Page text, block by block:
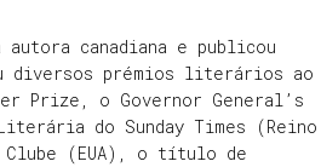
autora canadiana e publicou
diversos prémios literários ao
Prize, o Governor General’s
do Sunday Times (Reino
Clube (EUA), o título de